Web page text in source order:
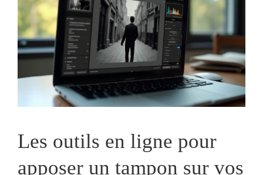
Les outils en ligne pour
apposer un tampon sur vos